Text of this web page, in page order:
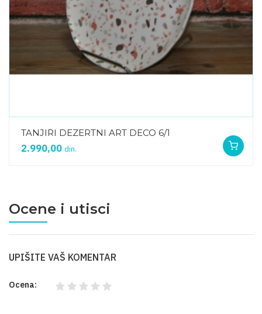
TANJIRI DEZERTNI ART DECO 6/1
2.990,00 din.
Ocene i utisci
UPIŠITE VAŠ KOMENTAR
Ocena: